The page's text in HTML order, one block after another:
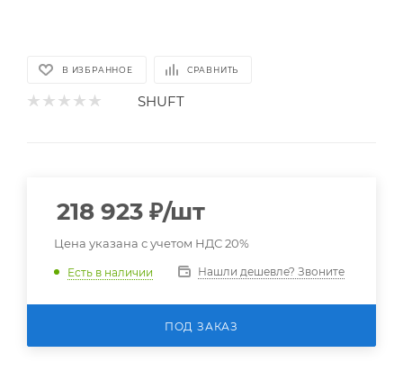
В ИЗБРАННОЕ СРАВНИТЬ
SHUFT
218 923 ₽/шт
Цена указана с учетом НДС 20%
Есть в наличии Нашли дешевле? Звоните
ПОД ЗАКАЗ